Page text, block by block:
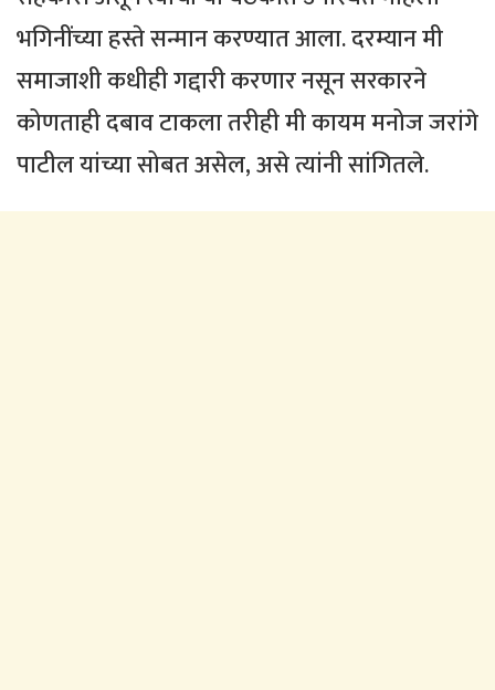
भगिनींच्या हस्ते सन्मान करण्यात आला. दरम्यान मी
समाजाशी कधीही गद्दारी करणार नसून सरकारने
कोणताही दबाव टाकला तरीही मी कायम मनोज जरांगे
पाटील यांच्या सोबत असेल, असे त्यांनी सांगितले.